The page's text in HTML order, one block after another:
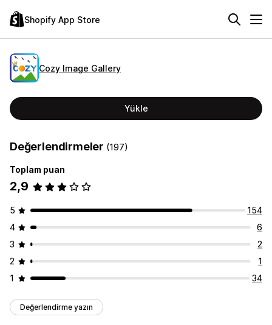
Shopify App Store
Cozy Image Gallery
Yükle
Değerlendirmeler (197)
Toplam puan
2,9
5
154
4
6
3
2
2
1
1
34
Değerlendirme yazın